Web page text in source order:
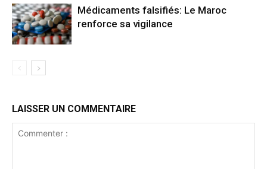
Médicaments falsifiés: Le Maroc
renforce sa vigilance
LAISSER UN COMMENTAIRE